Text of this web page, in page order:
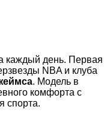
каждый день. Первая
NBA и клуба
. Модель в
комфорта с
спорта.